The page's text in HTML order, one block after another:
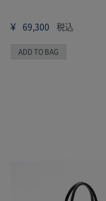
¥ 69,300 税込
ADD TO BAG